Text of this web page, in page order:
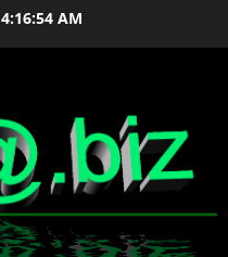
4:16:56 AM